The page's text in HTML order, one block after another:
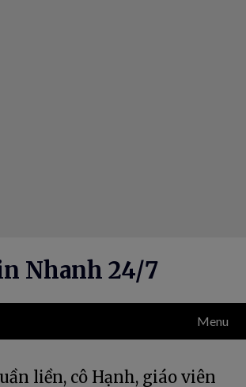
Nhanh 24/7
Menu
liền, cô Hạnh, giáo viên